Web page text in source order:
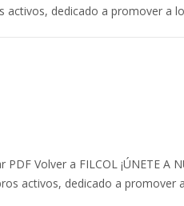
dedicado a promover a
Volver a FILCOL ¡ÚNETE A
activos, dedicado a promover